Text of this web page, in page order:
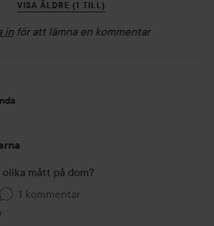
VISA ÄLDRE (1 TILL)
in för att lämna en kommentar
skapades 6 år
mått på dom?
1 kommentar